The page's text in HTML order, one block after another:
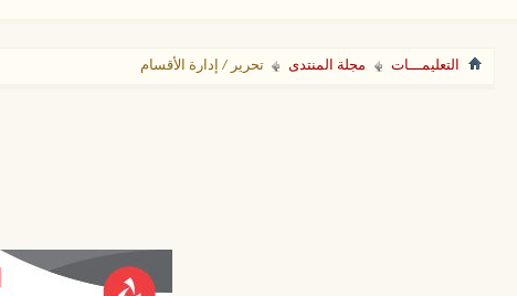
التعليمـــات مجلة المنتدى تحرير / إدارة الأقسام